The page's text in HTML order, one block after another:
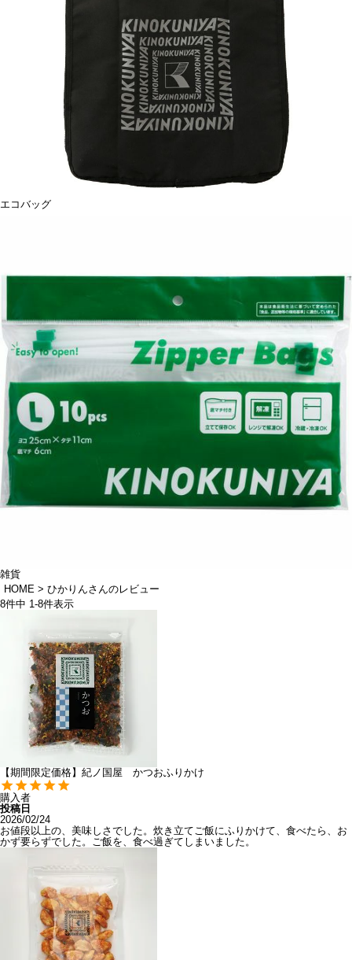
エコバッグ
雑貨
HOME
ひかりんさんのレビュー
8件中 1-8件表示
【期間限定価格】紀ノ国屋 かつおふりかけ
購入者
投稿日
2026/02/24
お値段以上の、美味しさでした。炊き立てご飯にふりかけて、食べたら、お
かず要らずでした。ご飯を、食べ過ぎてしまいました。